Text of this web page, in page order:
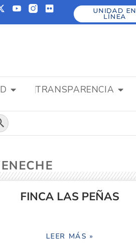
UNIDAD EN
LÍNEA
TRANSPARENCIA
de búsqueda
FINCA LAS PEÑAS
LEER MÁS »